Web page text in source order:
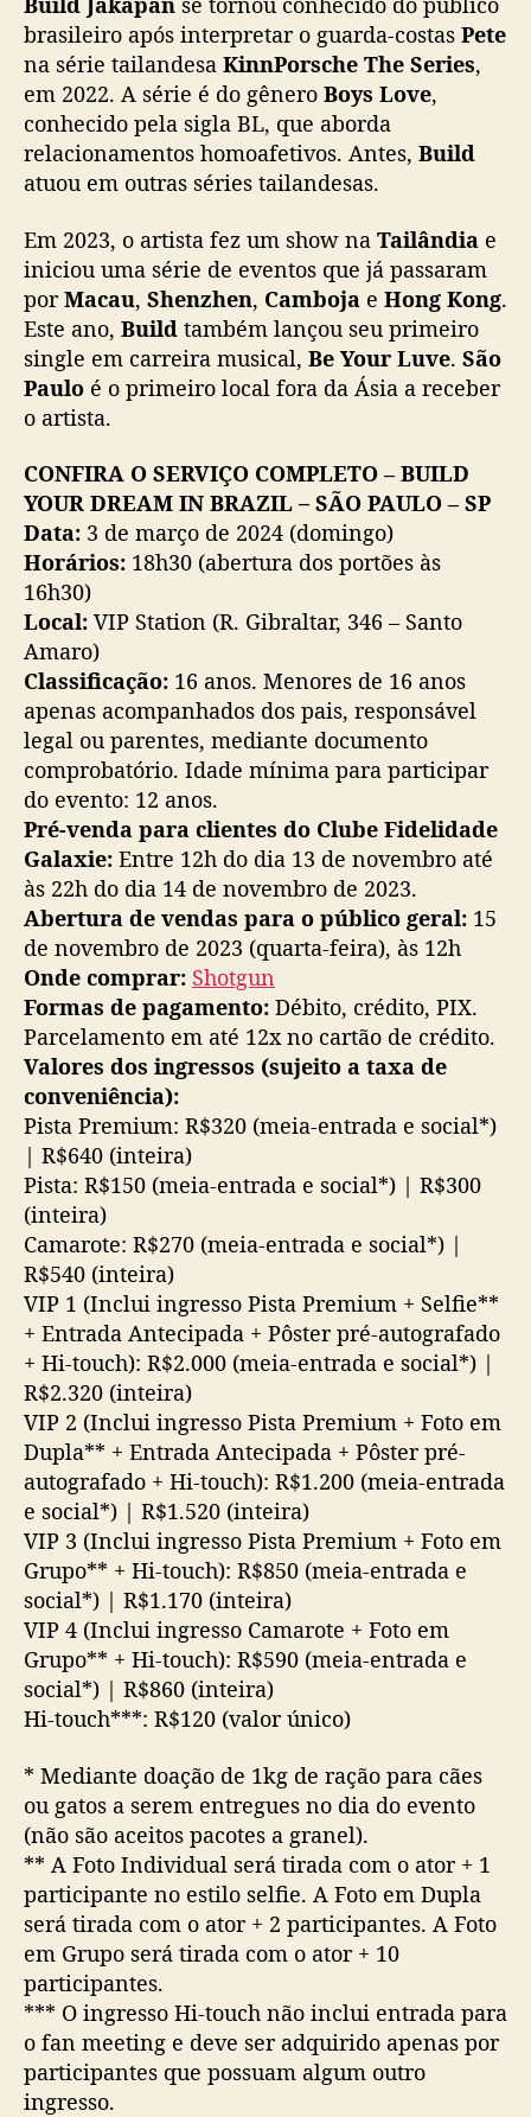
brasileiro após interpretar o guarda-costas Pete
na série tailandesa KinnPorsche The Series,
em 2022. A série é do gênero Boys Love,
conhecido pela sigla BL, que aborda
relacionamentos homoafetivos. Antes, Build
atuou em outras séries tailandesas.
Em 2023, o artista fez um show na Tailândia e
iniciou uma série de eventos que já passaram
porMacau, Shenzhen, Camboja e Hong Kong.
Este ano, Build também lançou seu primeiro
single em carreira musical, Be Your Luve. São
Paulo é o primeiro local fora da Ásia a receber
o artista.
CONFIRA O SERVIÇO COMPLETO – BUILD
YOUR DREAM IN BRAZIL –SÃO PAULO – SP
Data: 3 de março de 2024 (domingo)
Horários: 18h30 (abertura dos portões às
16h30)
Local: VIP Station (R. Gibraltar, 346 – Santo
Amaro)
Classificação: 16 anos. Menores de 16 anos
apenas acompanhados dos pais, responsável
legal ou parentes, mediante documento
comprobatório. Idade mínima para participar
do evento: 12 anos.
Pré-venda para clientes do Clube Fidelidade
Galaxie: Entre 12h do dia 13 de novembro até
às 22h do dia 14 de novembro de 2023.
Abertura de vendas para o público geral: 15
de novembro de 2023 (quarta-feira), às 12h
Onde comprar: Shotgun
Formas de pagamento: Débito, crédito, PIX.
Parcelamento em até 12x no cartão de crédito.
Valores dos ingressos (sujeito a taxa de
conveniência):
Pista Premium: R$320 (meia-entrada e social*)
| R$640 (inteira)
Pista: R$150 (meia-entrada e social*) | R$300
(inteira)
Camarote: R$270 (meia-entrada e social*) |
R$540 (inteira)
VIP 1 (Inclui ingresso Pista Premium + Selfie**
+ Entrada Antecipada + Pôster pré-autografado
+ Hi-touch): R$2.000 (meia-entrada e social*) |
R$2.320 (inteira)
VIP 2 (Inclui ingresso Pista Premium + Foto em
Dupla** + Entrada Antecipada + Pôster pré-
autografado + Hi-touch): R$1.200 (meia-entrada
e social*) | R$1.520 (inteira)
VIP 3 (Inclui ingresso Pista Premium + Foto em
Grupo** + Hi-touch): R$850 (meia-entrada e
social*) | R$1.170 (inteira)
VIP 4 (Inclui ingresso Camarote + Foto em
Grupo** + Hi-touch): R$590 (meia-entrada e
social*) | R$860 (inteira)
Hi-touch***: R$120 (valor único)
* Mediante doação de 1kg de ração para cães
ou gatos a serem entregues no dia do evento
(não são aceitos pacotes a granel).
** A Foto Individual será tirada com o ator + 1
participante no estilo selfie. A Foto em Dupla
será tirada com o ator + 2 participantes. A Foto
em Grupo será tirada com o ator + 10
participantes.
*** O ingresso Hi-touch não inclui entrada para
o fan meeting e deve ser adquirido apenas por
participantes que possuam algum outro
ingresso.